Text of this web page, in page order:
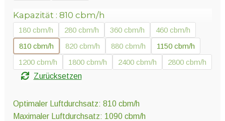
Kapazität 810 cbm/h
180 cbm/h 280 cbm/h 360 cbm/h
460 cbm/h
810 cbm/h
820 cbm/h 880 cbm/h
1150 cbm/h
1200 cbm/h
1800 cbm/h 2400 cbm/h
2800 cbm/h
Zurücksetzen
Optimaler Luftdurchsatz: 810 cbm/h
Maximaler Luftdurchsatz: 1090 cbm/h